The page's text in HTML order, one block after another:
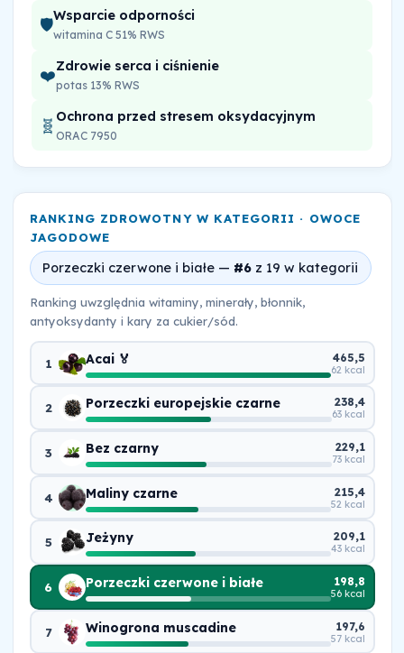
🛡️Wsparcie odporności
witamina C 51% RWS
❤️Zdrowie serca i ciśnienie
potas 13% RWS
🧬 Ochrona przed stresem oksydacyjnym
ORAC 7950
RANKING ZDROWOTNY W KATEGORII · OWOCE
JAGODOWE
Porzeczki czerwone i białe — #6 z 19 w kategorii
Ranking uwzględnia witaminy, minerały, błonnik,
antyoksydanty i kary za cukier/sód.
1 Acai 🏅 465,5
62 kcal
2 Porzeczki europejskie czarne 238,4
63 kcal
3 Bez czarny 229,1
73 kcal
4 Maliny czarne 215,4
52 kcal
5 Jeżyny 209,1
43 kcal
6 Porzeczki czerwone i białe 198,8
56 kcal
7 Winogrona muscadine 197,6
57 kcal